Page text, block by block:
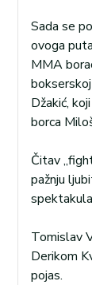
Sada se
ovoga
MMA
Džakić,
borca
Čitav
pažnju
Tomislav
Derikom
pojas.